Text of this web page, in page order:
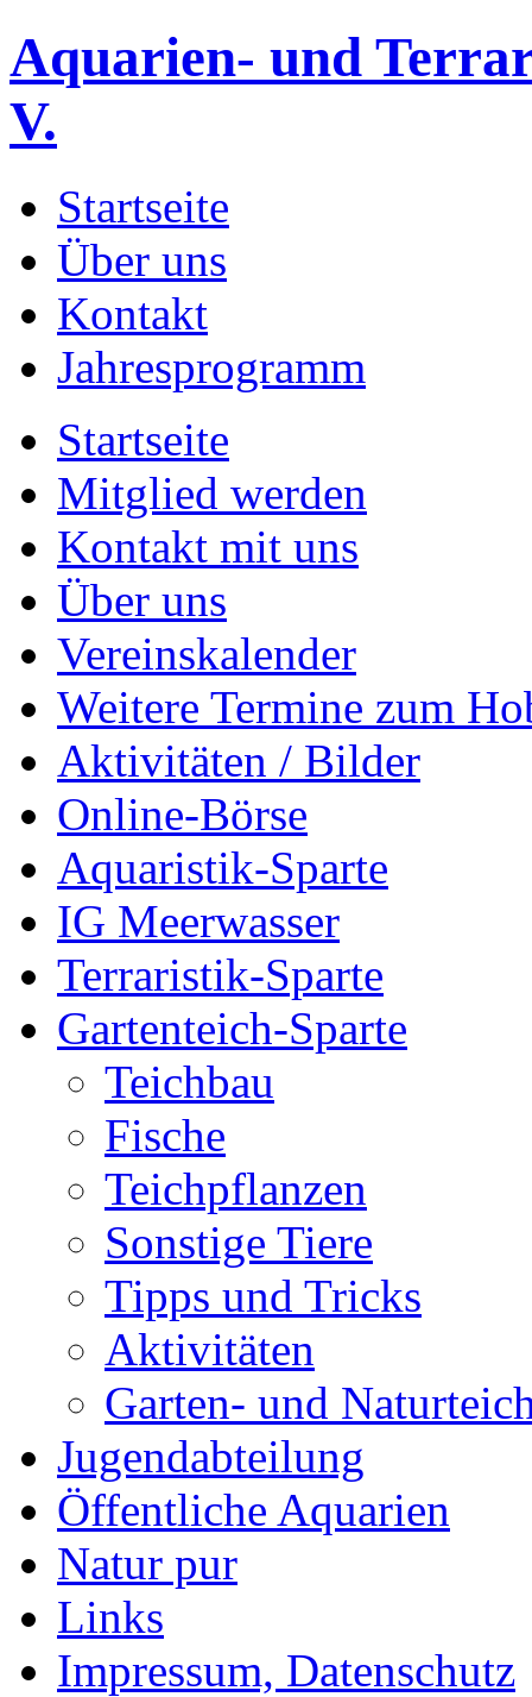
Aquarien- und
V.
Startseite
Über uns
Kontakt
Jahresprogramm
Startseite
Mitglied werden
Kontakt mit uns
Über uns
Vereinskalender
Weitere Termine zum
Aktivitäten / Bilder
Online-Börse
Aquaristik-Sparte
IG Meerwasser
Terraristik-Sparte
Gartenteich-Sparte
Teichbau
Fische
Teichpflanzen
Sonstige Tiere
Tipps und Tricks
Aktivitäten
Garten- und
Jugendabteilung
Öffentliche Aquarien
Natur pur
Links
Impressum, Datenschutz